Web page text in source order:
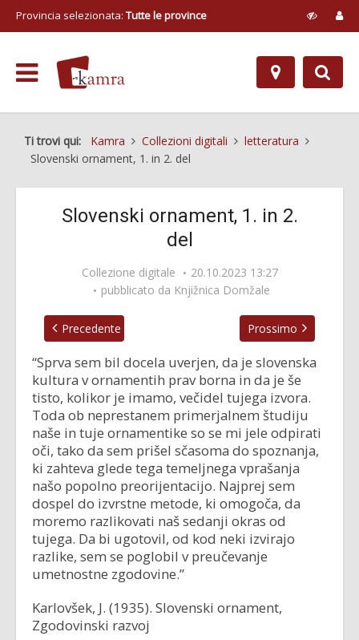
Provincia selezionata: Tutte le province
Ti trovi qui: Kamra Collezioni digitali
letteratura
Slovenski ornament, 1. in 2. del
Slovenski ornament, 1. in 2.
del
Collezione digitale
20.10.2023 13:27
pubblicato da Knjižnica Domžale
Precedente Prossimo
“Sprva sem bil docela uverjen, da je slovenska
kultura v ornamentih prav borna in da je še
tisto, kolikor je imamo, večidel tujega izvora.
Toda ob neprestanem primerjalnem študiju
naše in tuje ornamentike so se mi jele odpirati
oči, tako da sem prišel sčasoma do spoznanja,
ki zahteva glede tega temeljnega vprašanja
našo popolno preorijentacijo. Najprej sem
dospel do izvrstne metode, ki omogoča, da
moremo razlikovati naš sedanji okras od
tujega. Da bi ugotovil, od kod neki izvirajo
razlike, sem se poglobil v preučevanje
umetnostne zgodovine.”
Karlovšek, J. (1935). Slovenski ornament,
Zgodovinski razvoj